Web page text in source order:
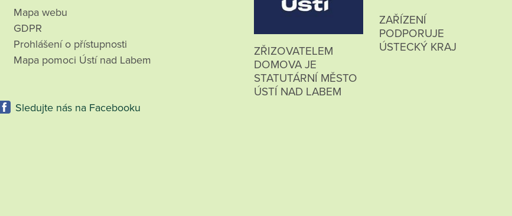
Mapa webu
GDPR
Prohlášení o přístupnosti
Mapa pomoci Ústí nad Labem
Sledujte nás na Facebooku
ZŘIZOVATELEM
DOMOVA JE
STATUTÁRNÍ MĚSTO
ÚSTÍ NAD LABEM
ZAŘÍZENÍ
PODPORUJE
ÚSTECKÝ KRAJ